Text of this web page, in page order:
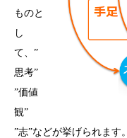
ものと
し
て、”
思考”
”価値
観”
”志”などが挙げられます。